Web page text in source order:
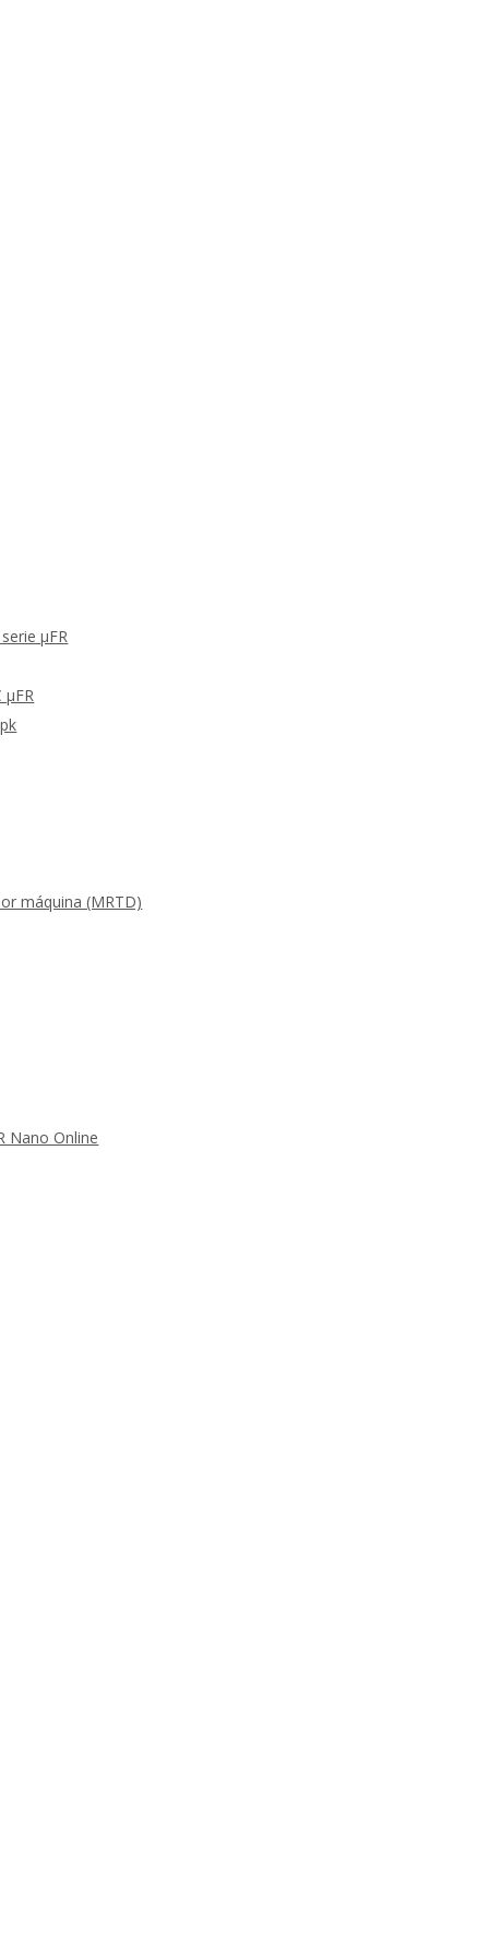
μFR
μFR
máquina (MRTD)
Nano Online